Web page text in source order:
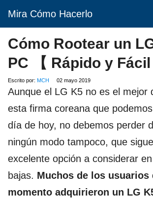
Mira Cómo Hacerlo
Cómo Rootear un
PC 【 Rápido y Fácil
Escrito por: MCH 02 mayo 2019
Aunque el LG K5 no es el mejor
esta firma coreana que
día de hoy, no debemos perder
ningún modo tampoco, que
excelente opción a considerar
bajas. Muchos de los usuarios
momento adquirieron un LG